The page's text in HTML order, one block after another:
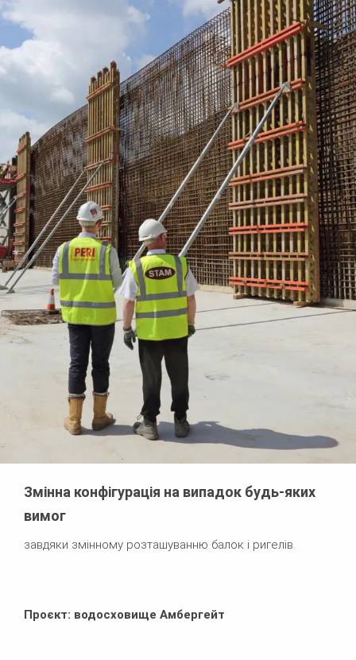
Змінна конфігурація на випадок будь-яких
вимог
завдяки змінному розташуванню балок і ригелів.
Проєкт: водосховище Амбергейт